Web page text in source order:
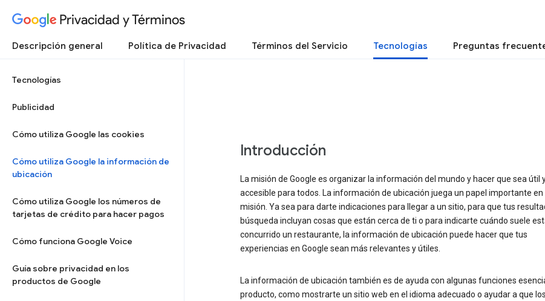
Privacidad y Términos
Descripción general Política de Privacidad Términos del Servicio Tecnologías Preguntas
Tecnologías
Publicidad
Cómo utiliza Google las cookies
Cómo utiliza Google la información de
ubicación
Cómo utiliza Google los números de
tarjetas de crédito para hacer pagos
Cómo funciona Google Voice
Guía sobre privacidad en los
productos de Google
Introducción
La misión de Google es organizar la información del mundo y hacer que sea útil
accesible para todos. La información de ubicación juega un papel importante en
misión. Ya sea para darte indicaciones para llegar a un sitio, para que tus
búsqueda incluyan cosas que están cerca de ti o para indicarte cuándo suele
concurrido un restaurante, la información de ubicación puede hacer que tus
experiencias en Google sean más relevantes y útiles.
La información de ubicación también es de ayuda con algunas funciones
producto, como mostrarte un sitio web en el idioma adecuado o ayudar a que los